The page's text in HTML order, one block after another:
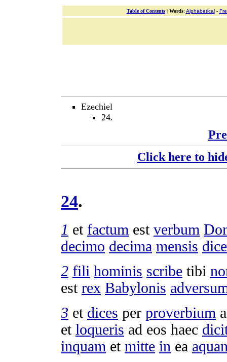
Table of Contents| Words: Alphabetical-
Ezechiel
24.
Click here to
24.
1 et factum est verbum
decimo decima mensis
2 fili hominis scribe tibi
est rex Babylonis
3 et dices per proverbium
et loqueris ad eos haec
inquam et mitte in ea